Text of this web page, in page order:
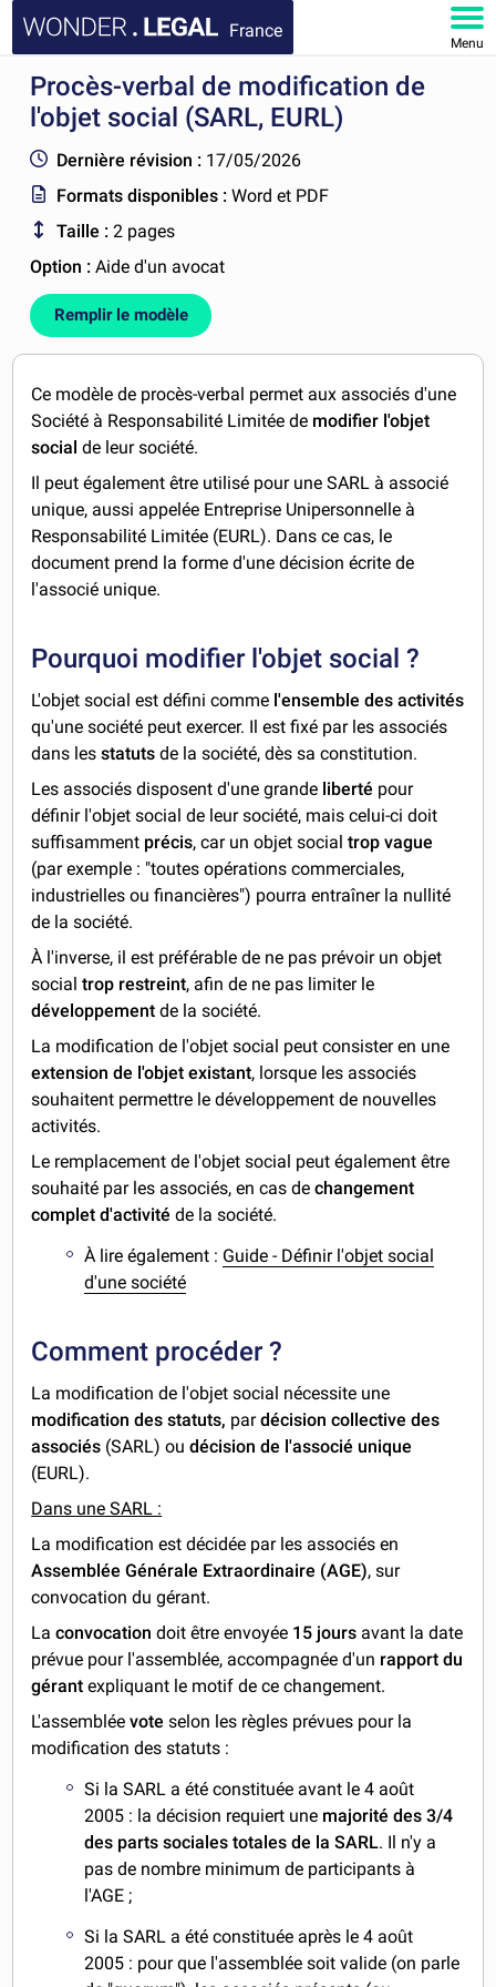
France
Menu
ACCUEIL
FAQ
MON COMPTE
Procès-verbal de modification de
l'objet social (SARL, EURL)
Dernière révision : 17/05/2026
Formats disponibles :Word et PDF
Taille : 2 pages
Option :Aide d'un avocat
Remplir le modèle
Ce modèle de procès-verbal permet aux associés d'une
Société à Responsabilité Limitée de modifier l'objet
socialde leur société.
Il peut également être utilisé pour une SARL à associé
unique, aussi appelée Entreprise Unipersonnelle à
Responsabilité Limitée (EURL). Dans ce cas, le
document prend la forme d'une décision écrite de
l'associé unique.
Pourquoi modifier l'objet social ?
L'objet social est défini comme l'ensemble des activités
qu'une société peut exercer. Il est fixé par les associés
dans lesstatuts de la société, dès sa constitution.
Les associés disposent d'une grande liberté pour
définir l'objet social de leur société, mais celui-ci doit
suffisamment précis, car un objet socialtrop vague
(par exemple : "toutes opérations commerciales,
industrielles ou financières") pourra entraîner la nullité
de la société.
À l'inverse, il est préférable de ne pas prévoir un objet
socialtrop restreint, afin de ne pas limiter le
développement de la société.
La modification de l'objet social peut consister en une
extension de l'objet existant, lorsque les associés
souhaitent permettre le développement de nouvelles
activités.
Le remplacement de l'objet social peut également être
souhaité par les associés, en cas dechangement
complet d'activité de la société.
À lire également : Guide - Définir l'objet social
d'une société
Comment procéder ?
La modification de l'objet social nécessite une
modification des statuts, pardécision collective des
associés (SARL) oudécision de l'associé unique
(EURL).
Dans une SARL :
La modification est décidée par les associés en
Assemblée Générale Extraordinaire (AGE), sur
convocation du gérant.
Laconvocation doit être envoyée 15 jours avant la date
prévue pour l'assemblée, accompagnée d'un rapport du
gérantexpliquant le motif de ce changement.
L'assembléevote selon les règles prévues pour la
modification des statuts :
Si la SARL a été constituée avant le 4 août
2005 : la décision requiert une majorité des 3/4
des parts sociales totales de la SARL. Il n'y a
pas de nombre minimum de participants à
l'AGE ;
Si la SARL a été constituée après le 4 août
2005 : pour que l'assemblée soit valide (on parle